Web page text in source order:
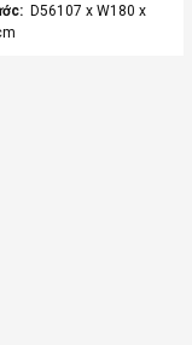
D56107 x W180 x